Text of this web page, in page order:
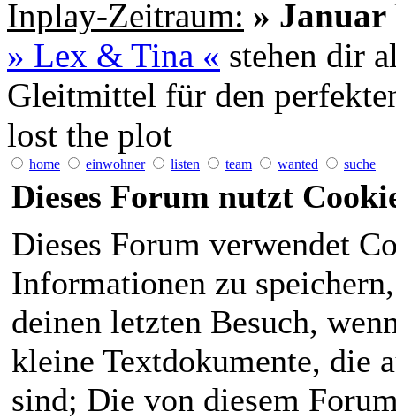
Inplay-Zeitraum: » Januar
» Lex & Tina « stehen dir
Gleitmittel für den
lost the plot
home einwohner listen team wanted suche
Dieses Forum nutzt
Dieses Forum verwendet
Informationen zu
deinen letzten Besuch,
kleine Textdokumente, die
sind; Die von diesem